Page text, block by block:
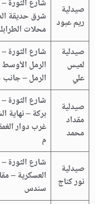
صيدلية
ريم عبود
شارع الثورة
شرق حديقة
محلات
صيدلية
لميس
علي
شارع الثورة
الرمل
الرمل –
صيدلية
مقداد
محمد
شارع الثورة
بركة – نهاية
م
صيدلية
نور كناج
شارع الثورة
العسكرية –
سندس